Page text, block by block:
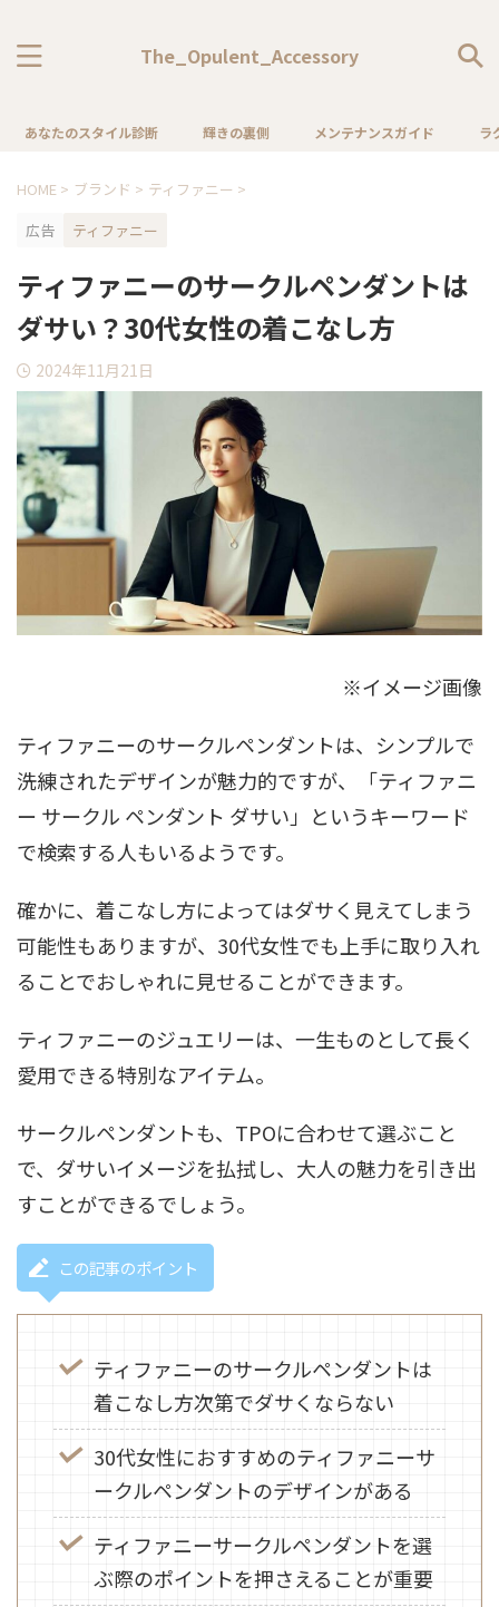
The_Opulent_Accessory
あなたのスタイル診断 輝きの裏側 メンテナンスガイド ラ
HOME > ブランド > ティファニー >
広告
ティファニー
ティファニーのサークルペンダントは
ダサい？30代女性の着こなし方
2024年11月21日
※イメージ画像
ティファニーのサークルペンダントは、シンプルで
洗練されたデザインが魅力的ですが、「ティファニ
ー サークル ペンダント ダサい」というキーワード
で検索する人もいるようです。
確かに、着こなし方によってはダサく見えてしまう
可能性もありますが、30代女性でも上手に取り入れ
ることでおしゃれに見せることができます。
ティファニーのジュエリーは、一生ものとして長く
愛用できる特別なアイテム。
サークルペンダントも、TPOに合わせて選ぶこと
で、ダサいイメージを払拭し、大人の魅力を引き出
すことができるでしょう。
この記事のポイント
ティファニーのサークルペンダントは
着こなし方次第でダサくならない
30代女性におすすめのティファニーサ
ークルペンダントのデザインがある
ティファニーサークルペンダントを選
ぶ際のポイントを押さえることが重要